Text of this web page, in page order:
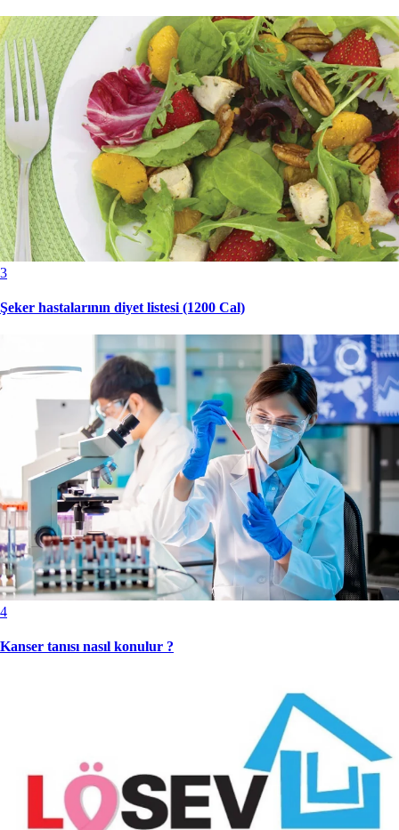
3
Şeker hastalarının diyet listesi (1200 Cal)
4
Kanser tanısı nasıl konulur ?